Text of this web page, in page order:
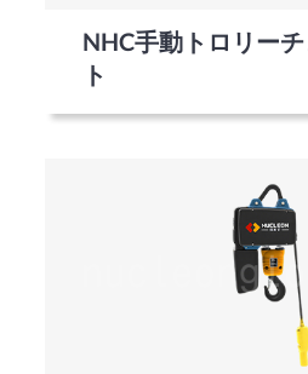
NHC手動トロリー
ト